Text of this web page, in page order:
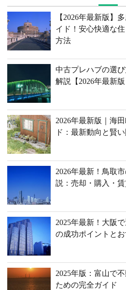
【2026年最新版】
イド！安心快適な
方法
中古プレハブの選
解説【2026年最新版
2026年最新版｜海
ド：最新動向と賢
2026年最新！鳥取
説：売却・購入・
2025年最新！大阪
の成功ポイントと
2025年版：富山で
ための完全ガイド